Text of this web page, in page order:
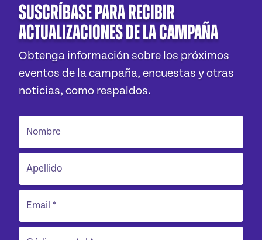
Suscríbase para recibir
actualizaciones de la campaña
Obtenga información sobre los próximos
eventos de la campaña, encuestas y otras
noticias, como respaldos.